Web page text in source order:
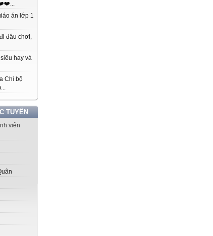
án lớp 1
đâu chơi,
hay và
Chi bộ
TUYẾN
viên